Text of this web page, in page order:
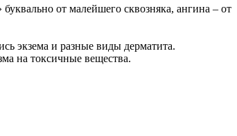
от малейшего сквозняка, ангина – от
экзема и разные виды дерматита.
на токсичные вещества.